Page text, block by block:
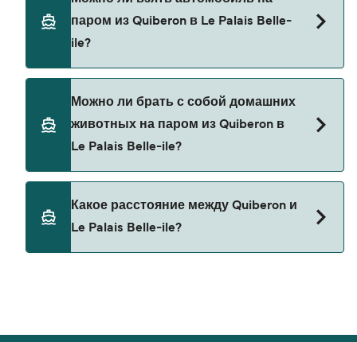
Breizhgo Oceane
паром из Quiberon в Le Palais Belle-
ile?
Можно ли брать с собой домашних
животных на паром из Quiberon в
Le Palais Belle-ile?
брать на паромы между Quiberon и Le Palais
Какое расстояние между Quiberon и
Le Palais Belle-ile?